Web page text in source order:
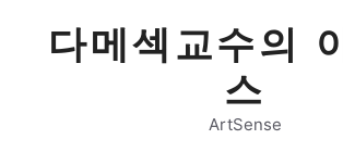
다메섹교수의
스
ArtSense